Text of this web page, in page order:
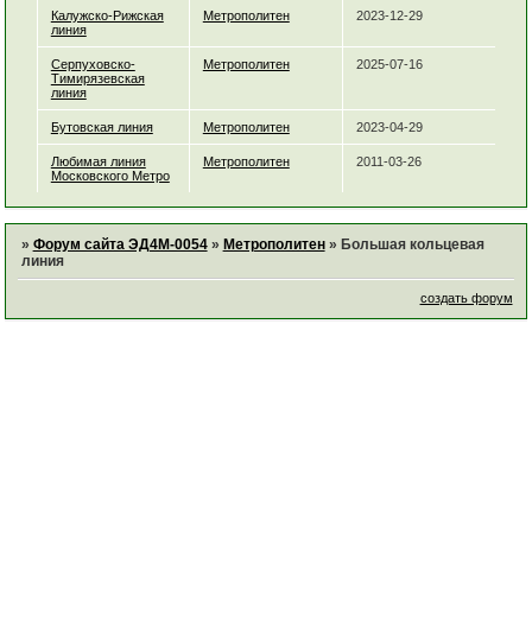
Калужско-Рижская
линия
Метрополитен 2023-12-29
Серпуховско-
Тимирязевская
линия
Метрополитен 2025-07-16
Бутовская линия Метрополитен 2023-04-29
Любимая линия
Московского Метро
Метрополитен 2011-03-26
» Форум сайта ЭД4М-0054 » Метрополитен » Большая кольцевая
линия
создать форум